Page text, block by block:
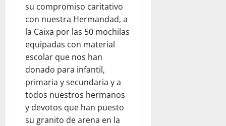
su compromiso caritativo
con nuestra Hermandad, a
la Caixa por las 50 mochilas
equipadas con material
escolar que nos han
donado para infantil,
primaria y secundaria y a
todos nuestros hermanos
y devotos que han puesto
su granito de arena en la